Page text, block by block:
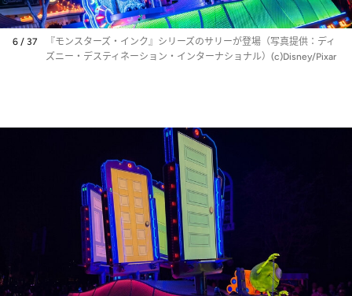
6 / 37
『モンスターズ・インク』シリーズのサリーが登場（写真提供：ディ
ズニー・デスティネーション・インターナショナル）(c)Disney/Pixar